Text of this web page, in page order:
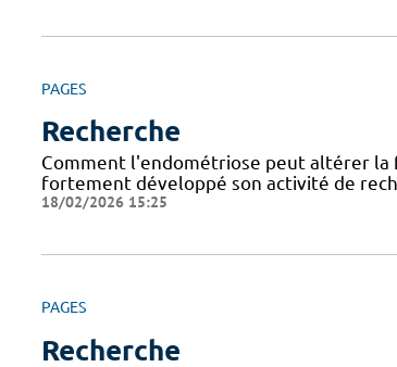
PAGES
Recherche
Comment l'endométriose peut altérer la
fortement développé son activité de
18/02/2026 15:25
PAGES
Recherche